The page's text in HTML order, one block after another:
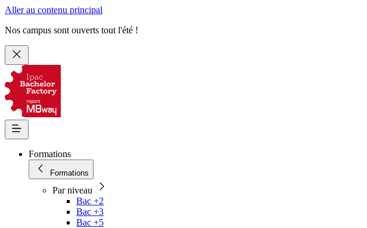
Aller au contenu principal
Nos campus sont ouverts tout l'été !
Formations
Formations
Par niveau
Bac +2
Bac +3
Bac +5